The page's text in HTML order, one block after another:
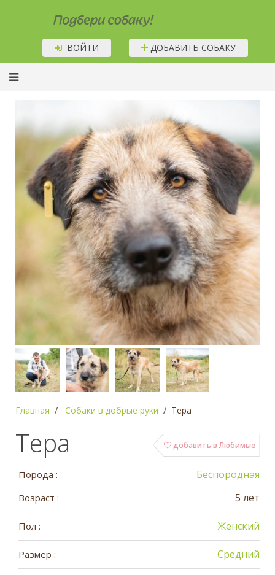
Подбери собаку!
ВОЙТИ ДОБАВИТЬ СОБАКУ
Главная Собаки в добрые руки Тера
добавить в Любимые
Тера
Порода : Беспородная
Возраст : 5 лет
Пол : Женский
Размер : Средний